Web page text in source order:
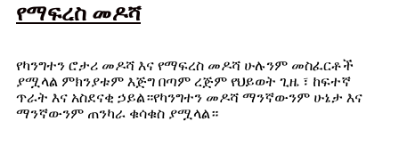
የማፍረስ መዶሻ
የካንግተን ሮታሪ መዶሻ እና የማፍረስ መዶሻ ሁሉንም መስፈርቶች
ያሟላል ምክንያቱም እጅግ በጣም ረጅም የህይወት ጊዜ ፣ ​​ከፍተኛ
ጥራት እና አስደናቂ ኃይል።የካንግተን መዶሻ ማንኛውንም ሁኔታ እና
ማንኛውንም ጠንካራ ቁሳቁስ ያሟላል።